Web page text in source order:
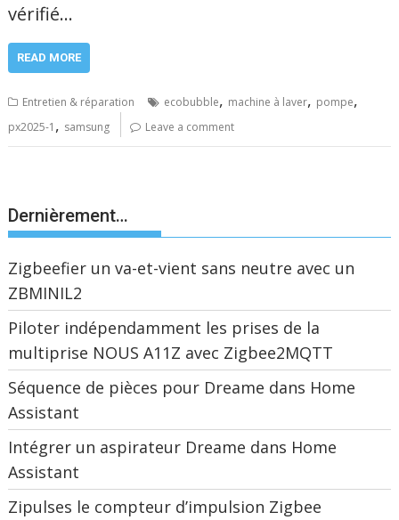
vérifié…
READ MORE
Entretien & réparation ecobubble, machine à laver, pompe,
px2025-1 , samsung Leave a comment
Dernièrement…
Zigbeefier un va-et-vient sans neutre avec un
ZBMINIL2
Piloter indépendamment les prises de la
multiprise NOUS A11Z avec Zigbee2MQTT
Séquence de pièces pour Dreame dans Home
Assistant
Intégrer un aspirateur Dreame dans Home
Assistant
Zipulses le compteur d’impulsion Zigbee